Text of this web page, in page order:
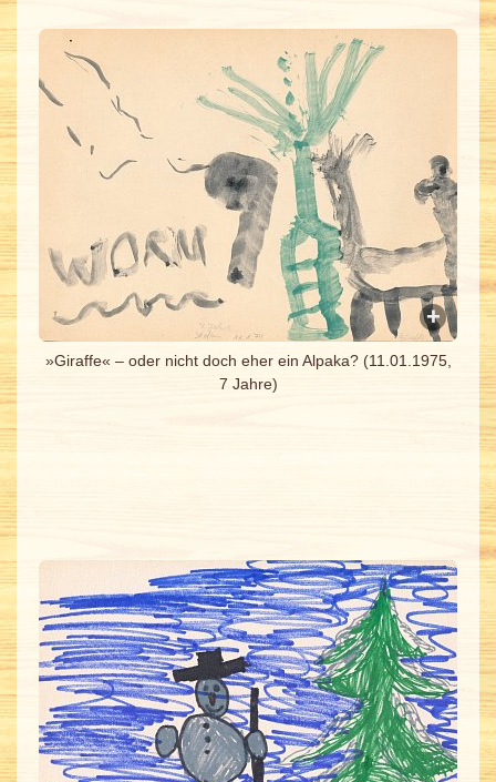
»Giraffe« – oder nicht doch eher ein Alpaka? (11.01.1975,
7 Jahre)